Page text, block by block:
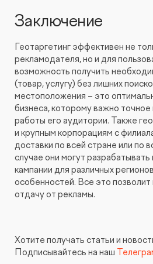
Заключение
Геотаргетинг эффективен не
рекламодателя, но и для
возможность получить
(товар, услугу) без лишних
местоположения – это
бизнеса, которому важно
работы его аудитории. Также
и крупным корпорациям с
доставки по всей стране или по
случае они могут
кампании для различных
особенностей. Все это
отдачу от рекламы.
Хотите получать статьи и
Подписывайтесь на наш